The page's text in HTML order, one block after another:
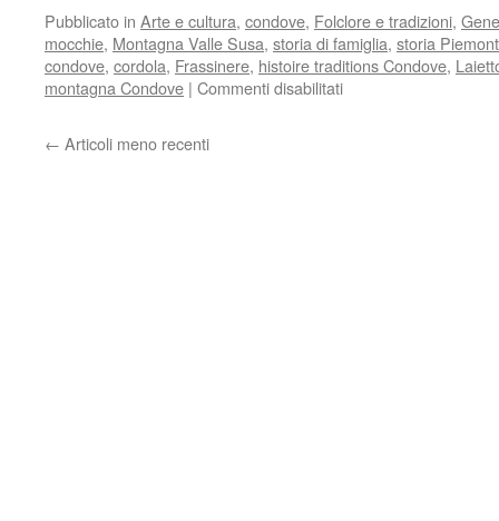
Pubblicato in Arte e cultura, condove, Folclore e tradizioni,
mocchie, Montagna Valle Susa, storia di famiglia, storia
condove, cordola, Frassinere, histoire traditions Condove,
montagna Condove | Commenti disabilitatisu
← Articoli meno recenti